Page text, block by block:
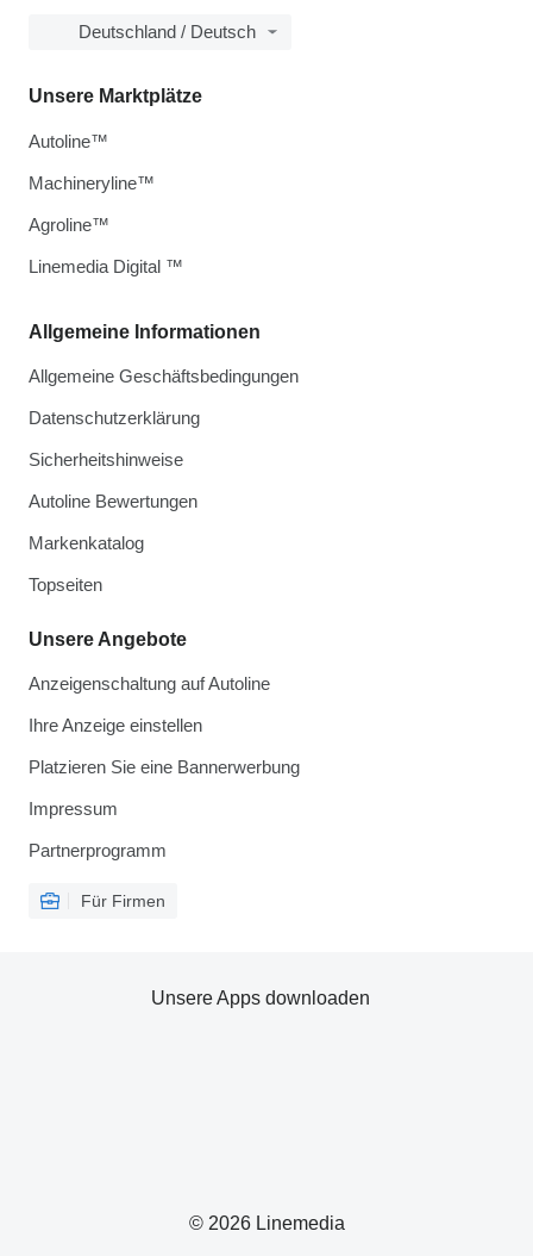
Deutschland / Deutsch
Allgemeine Informationen
Allgemeine Geschäftsbedingungen
Datenschutzerklärung
Sicherheitshinweise
Autoline Bewertungen
Markenkatalog
Topseiten
Unsere Angebote
Anzeigenschaltung auf Autoline
Ihre Anzeige einstellen
Platzieren Sie eine Bannerwerbung
Impressum
Partnerprogramm
Für Firmen
Unsere Marktplätze
Autoline™
Machineryline™
Agroline™
Linemedia Digital ™
© 2026 Linemedia
Unsere Apps downloaden